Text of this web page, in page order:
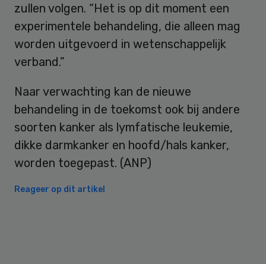
zullen volgen. “Het is op dit moment een
experimentele behandeling, die alleen mag
worden uitgevoerd in wetenschappelijk
verband.”
Naar verwachting kan de nieuwe
behandeling in de toekomst ook bij andere
soorten kanker als lymfatische leukemie,
dikke darmkanker en hoofd/hals kanker,
worden toegepast. (ANP)
Reageer op dit artikel